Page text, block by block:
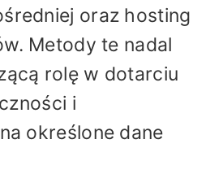
oraz hosting
Metody te nadal
rolę w dotarciu
i
określone dane